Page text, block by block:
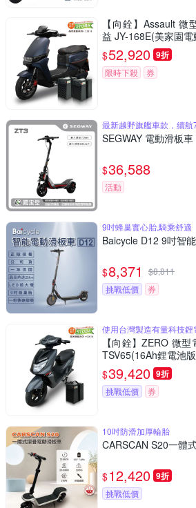
【向銓】Assault 微
益 JY-168E(美家園
$52,920 9折
限時下殺 券
最新越野旗艦車款，續航
SEGWAY 電動滑板
$36,588
活動
9吋蜂巢實心胎,騎乘舒適
Baicycle D12 9吋智
$8,371 $8,811
挑戰低價
券
使用台灣製造有量科技鋰
【向銓】ZERO 微
TSV65(16Ah鋰電池
$39,420 9折
挑戰低價 券
10吋防滑加厚輪胎
CARSCAN S20一體
$12,420 9折
挑戰低價